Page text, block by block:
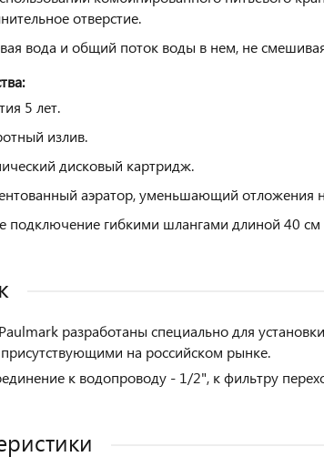
отверстие.
вода и общий поток воды в нем, не
5 лет.
излив.
дисковый картридж.
аэратор, уменьшающий отложения
подключение гибкими шлангами длиной 40 см
Paulmark разработаны специально для
на российском рынке.
к водопроводу - 1/2", к фильтру